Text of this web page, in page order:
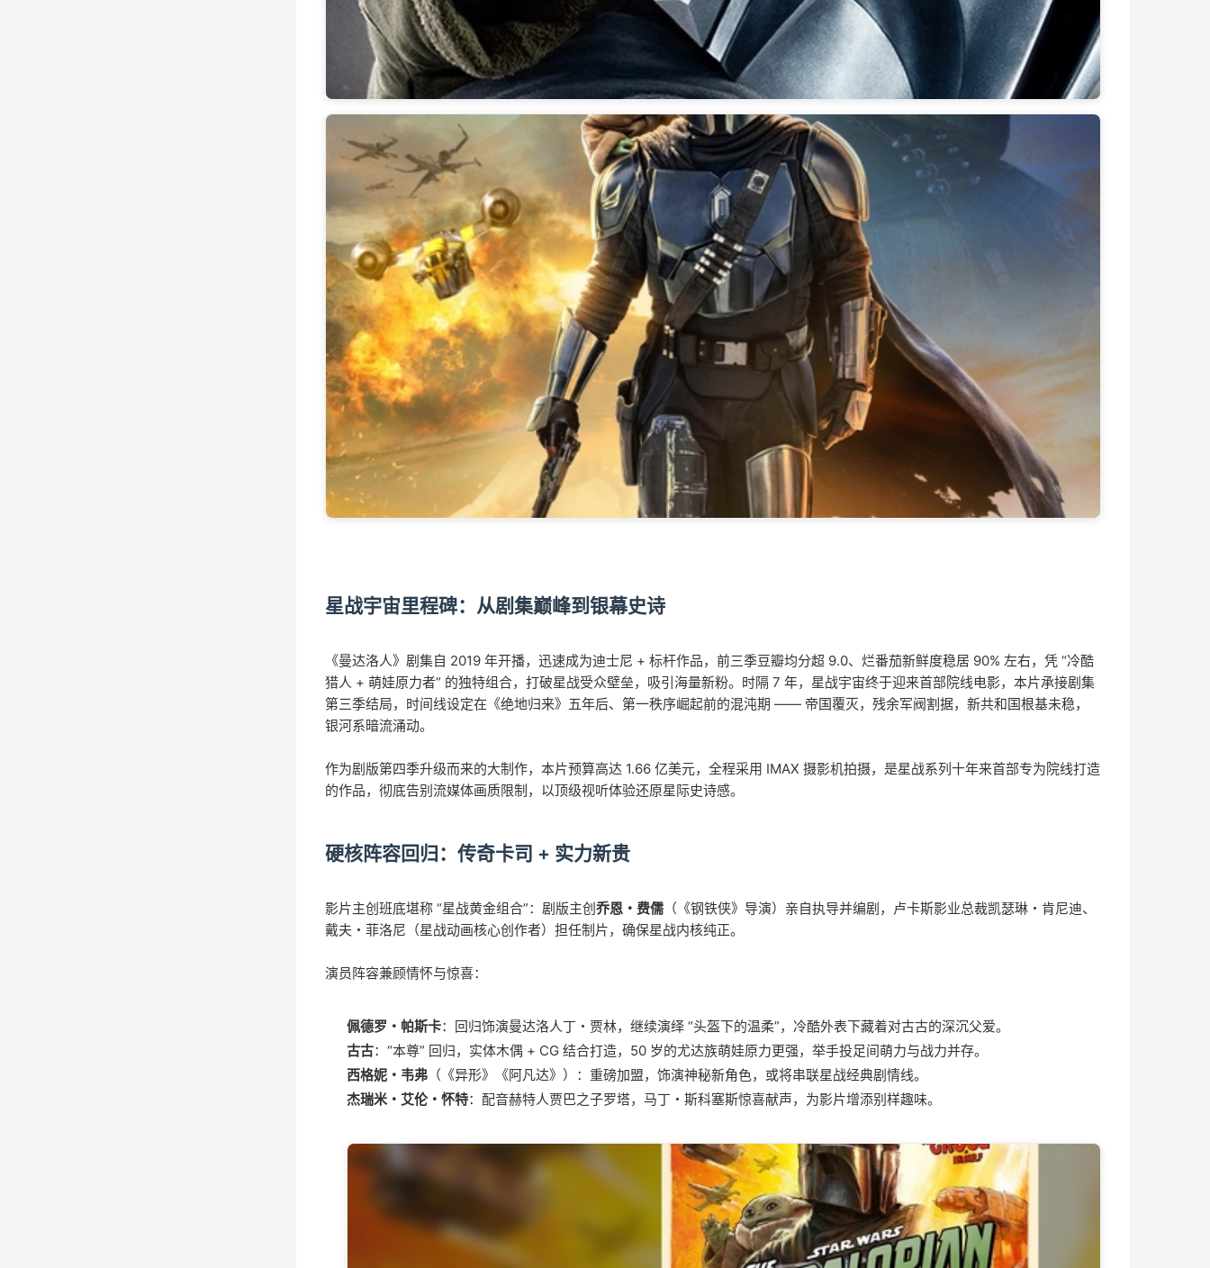
星战宇宙里程碑：从剧集巅峰到银幕史诗
《曼达洛人》剧集自 2019 年开播，迅速成为迪士尼 + 标杆作品，前三季豆瓣均分超 9.0、烂番茄新鲜度稳居 90% 左右，凭 “冷酷
猎人 + 萌娃原力者” 的独特组合，打破星战受众壁垒，吸引海量新粉。时隔 7 年，星战宇宙终于迎来首部院线电影，本片承接剧集
第三季结局，时间线设定在《绝地归来》五年后、第一秩序崛起前的混沌期 —— 帝国覆灭，残余军阀割据，新共和国根基未稳，
银河系暗流涌动。
作为剧版第四季升级而来的大制作，本片预算高达 1.66 亿美元，全程采用 IMAX 摄影机拍摄，是星战系列十年来首部专为院线打造
的作品，彻底告别流媒体画质限制，以顶级视听体验还原星际史诗感。
硬核阵容回归：传奇卡司 + 实力新贵
影片主创班底堪称 “星战黄金组合”：剧版主创乔恩・费儒 （《钢铁侠》导演）亲自执导并编剧，卢卡斯影业总裁凯瑟琳・肯尼迪、
戴夫・菲洛尼（星战动画核心创作者）担任制片，确保星战内核纯正。
演员阵容兼顾情怀与惊喜：
佩德罗・帕斯卡：回归饰演曼达洛人丁・贾林，继续演绎 “头盔下的温柔”，冷酷外表下藏着对古古的深沉父爱。
古古：“本尊” 回归，实体木偶 + CG 结合打造，50 岁的尤达族萌娃原力更强，举手投足间萌力与战力并存。
西格妮・韦弗 （《异形》《阿凡达》）：重磅加盟，饰演神秘新角色，或将串联星战经典剧情线。
杰瑞米・艾伦・怀特：配音赫特人贾巴之子罗塔，马丁・斯科塞斯惊喜献声，为影片增添别样趣味。